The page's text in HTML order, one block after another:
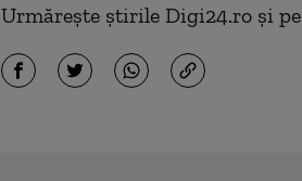
Urmărește știrile Digi24.ro și pe